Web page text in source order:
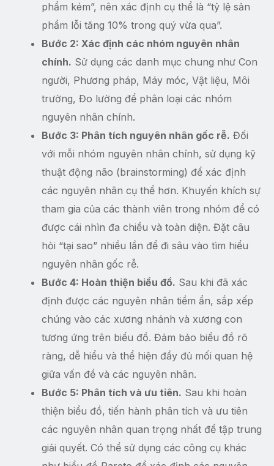
phẩm kém”, nên xác định cụ thể là “tỷ lệ sản
phẩm lỗi tăng 10% trong quý vừa qua”.
Bước 2: Xác định các nhóm nguyên nhân
chính. Sử dụng các danh mục chung như Con
người, Phương pháp, Máy móc, Vật liệu, Môi
trường, Đo lường để phân loại các nhóm
nguyên nhân chính.
Bước 3: Phân tích nguyên nhân gốc rễ. Đối
với mỗi nhóm nguyên nhân chính, sử dụng kỹ
thuật động não (brainstorming) để xác định
các nguyên nhân cụ thể hơn. Khuyến khích sự
tham gia của các thành viên trong nhóm để có
được cái nhìn đa chiều và toàn diện. Đặt câu
hỏi “tại sao” nhiều lần để đi sâu vào tìm hiểu
nguyên nhân gốc rễ.
Bước 4: Hoàn thiện biểu đồ. Sau khi đã xác
định được các nguyên nhân tiềm ẩn, sắp xếp
chúng vào các xương nhánh và xương con
tương ứng trên biểu đồ. Đảm bảo biểu đồ rõ
ràng, dễ hiểu và thể hiện đầy đủ mối quan hệ
giữa vấn đề và các nguyên nhân.
Bước 5: Phân tích và ưu tiên. Sau khi hoàn
thiện biểu đồ, tiến hành phân tích và ưu tiên
các nguyên nhân quan trọng nhất để tập trung
giải quyết. Có thể sử dụng các công cụ khác